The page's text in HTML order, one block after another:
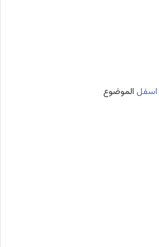
اسفل الموضوع